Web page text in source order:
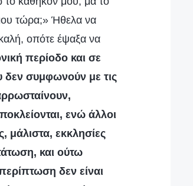
τώρα;» Ήθελα να
οπότε έψαξα να
περίοδο και σε
δεν συμφωνούν με τις
ενώ άλλοι
μάλιστα, εκκλησίες
και ούτω
δεν είναι